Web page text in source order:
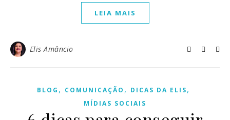
LEIA MAIS
Elis Amâncio
BLOG , COMUNICAÇÃO , DICAS DA ELIS,
MÍDIAS SOCIAIS